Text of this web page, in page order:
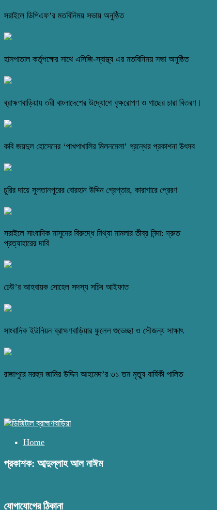
সরাইলে ডিপিএফ’র মতবিনিময় সভায় অনুষ্ঠিত
হাসপাতাল কর্তৃপক্ষের সাথে এসিজি-স্বাস্থ্য এর মতবিনিময় সভা অনুষ্ঠিত
ব্রাহ্মণবাড়িয়ায় তরী বাংলাদেশের উদ্যোগে বৃক্ষরোপণ ও গাছের চারা বিতরণ।
কবি জয়দুল হোসেনের ‘পাখপাখালির মিলনমেলা’ গ্রন্থের প্রকাশনা উৎসব
চুরির দায়ে সুলতানপুরের বোরহান উদ্দিন গ্রেপ্তার, কারাগারে প্রেরণ
সরাইলে সাংবাদিক মাসুদের বিরুদ্ধে মিথ্যা মামলার তীব্র নিন্দা: দ্রুত
প্রত্যাহারের দাবি
ঢেউ’র আহবায়ক সোহেল সদস্য সচিব আইফাত
সাংবাদিক ইউনিয়ন ব্রাহ্মণবাড়িয়ার ফুলেল শুভেচ্ছা ও সৌজন্য সাক্ষাৎ
রাজাপুরে মরহুম জামির উদ্দিন আহমেদ’র ৩১ তম মৃত্যু বার্ষিকী পালিত
Home
প্রকাশক: আব্দুল্লাহ আল নাঈম
যোগাযোগের ঠিকানা